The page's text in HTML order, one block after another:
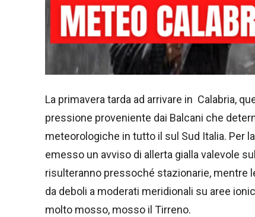
La primavera tarda ad arrivare in Calabria,
pressione proveniente dai Balcani che
meteorologiche in tutto il sul Sud Italia. Per
emesso un avviso di allerta gialla valevole
risulteranno pressoché stazionarie, mentre
da deboli a moderati meridionali su aree
molto mosso, mosso il Tirreno.